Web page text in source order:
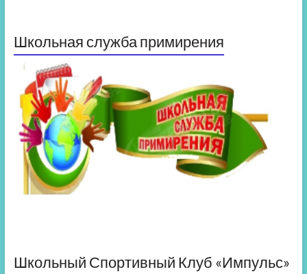
Школьная служба примирения
Школьный Спортивный Клуб «Импульс»